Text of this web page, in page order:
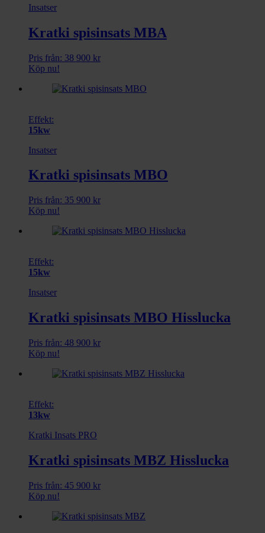
Insatser
Kratki spisinsats MBA
Pris från: 38 900 kr
Köp nu!
Effekt:
15kw
Insatser
Kratki spisinsats MBO
Pris från: 35 900 kr
Köp nu!
Effekt:
15kw
Insatser
Kratki spisinsats MBO Hisslucka
Pris från: 48 900 kr
Köp nu!
Effekt:
13kw
Kratki Insats PRO
Kratki spisinsats MBZ Hisslucka
Pris från: 45 900 kr
Köp nu!